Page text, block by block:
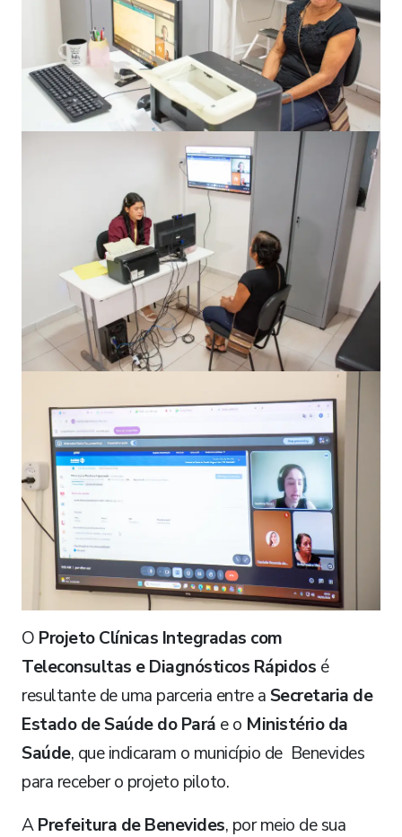
O Projeto Clínicas Integradas com
Teleconsultas e Diagnósticos Rápidos é
resultante de uma parceria entre aSecretaria de
Estado de Saúde do Pará e o Ministério da
Saúde, que indicaram o município de Benevides
para receber o projeto piloto.
APrefeitura de Benevides, por meio de sua